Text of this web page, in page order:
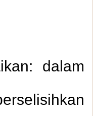
dalam